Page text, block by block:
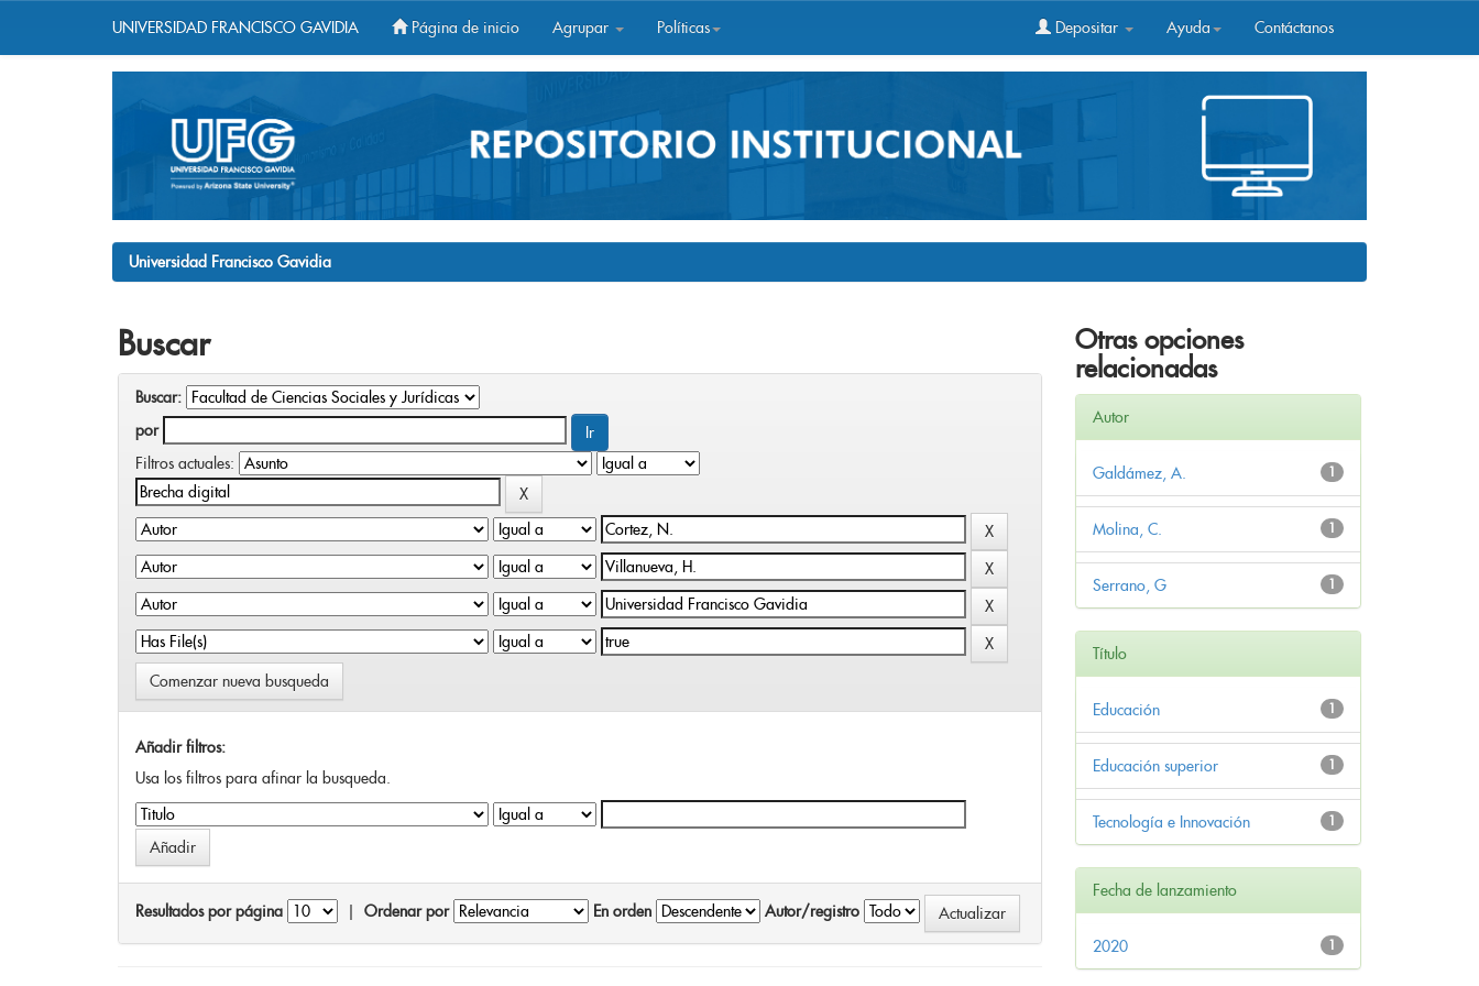
UNIVERSIDAD FRANCISCO GAVIDIA Página de inicio Agrupar Políticas Depositar Ayuda Contáctanos
Universidad Francisco Gavidia
Buscar
Buscar:
por
Filtros actuales:
Comenzar nueva busqueda
Añadir filtros:
Usa los filtros para afinar la busqueda.
Resultados por página Ordenar por En orden Autor/registro
Otras opciones
relacionadas
Autor
1
Galdámez, A.
1
Molina, C.
1
Serrano, G
Título
1
Educación
1
Educación superior
1
Tecnología e Innovación
Fecha de lanzamiento
1
2020